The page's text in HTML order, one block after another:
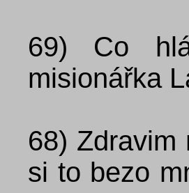
69) Co
misionářka
68) Zdravim
si to bezo